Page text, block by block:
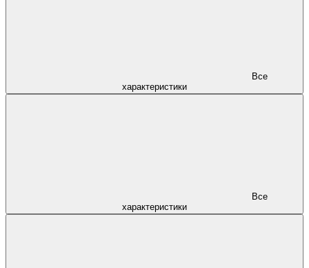
характеристики
характеристики